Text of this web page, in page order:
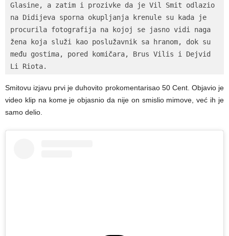
Glasine, a zatim i prozivke da je Vil Smit odlazio
na Didijeva sporna okupljanja krenule su kada je
procurila fotografija na kojoj se jasno vidi naga
žena koja služi kao poslužavnik sa hranom, dok su
među gostima, pored komičara, Brus Vilis i Dejvid
Li Riota.
Smitovu izjavu prvi je duhovito prokomentarisao 50 Cent. Objavio je
video klip na kome je objasnio da nije on smislio mimove, već ih je
samo delio.